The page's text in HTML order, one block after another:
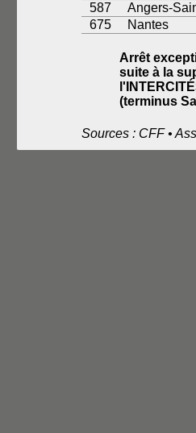
587
Angers-
675
Nantes
Arrêt
suite à la
(terminus
Sources : CFF •